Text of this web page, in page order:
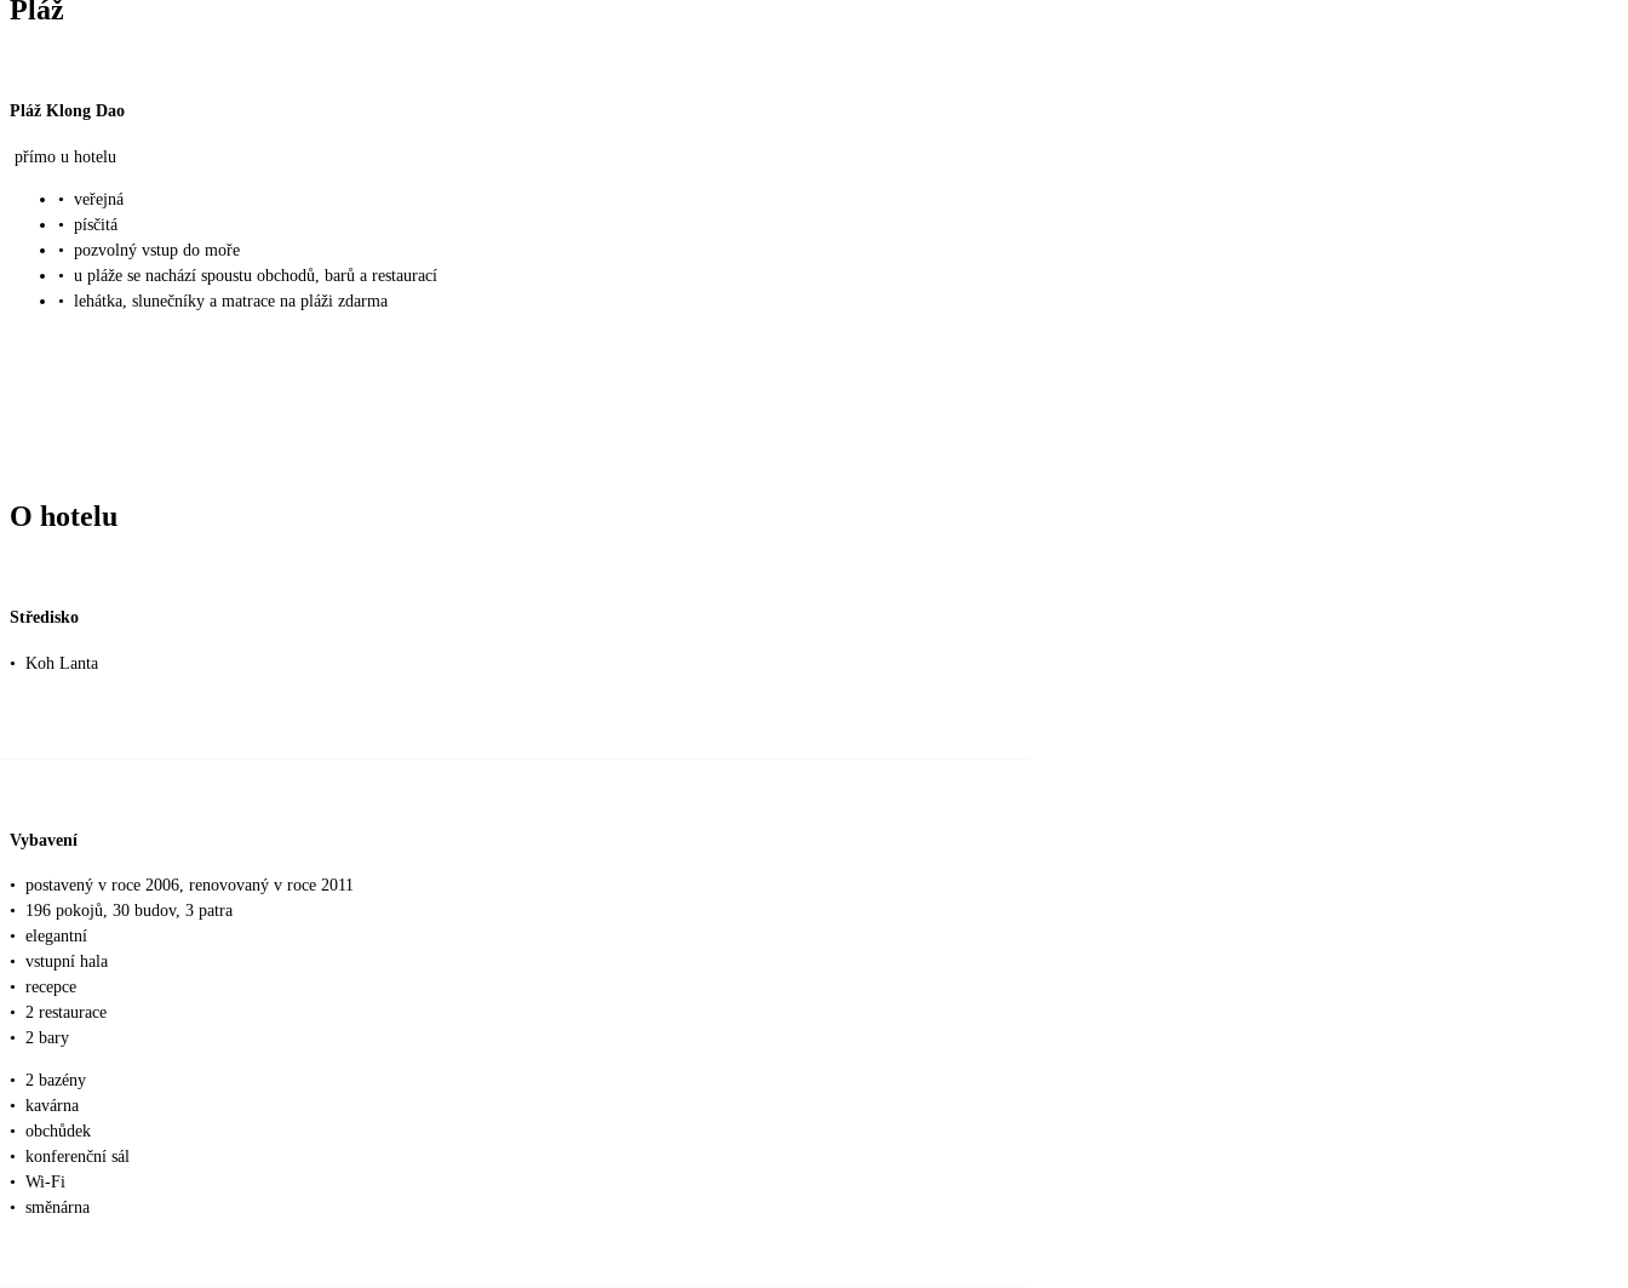
Pláž
Pláž Klong Dao
přímo u hotelu
• veřejná
• písčitá
• pozvolný vstup do moře
• u pláže se nachází spoustu obchodů, barů a restaurací
• lehátka, slunečníky a matrace na pláži zdarma
O hotelu
Středisko
• Koh Lanta
Vybavení
• postavený v roce 2006, renovovaný v roce 2011
•
196 pokojů, 30 budov, 3 patra
• elegantní
• vstupní hala
• recepce
• 2 restaurace
• 2 bary
• 2 bazény
• kavárna
• obchůdek
• konferenční sál
• Wi-Fi
• směnárna